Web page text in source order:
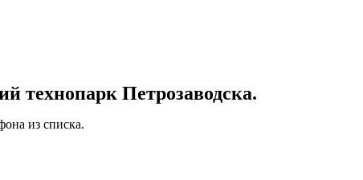
Петрозаводска.
из списка.